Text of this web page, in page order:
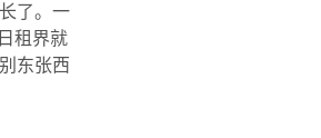
了。一
租界就
东张西